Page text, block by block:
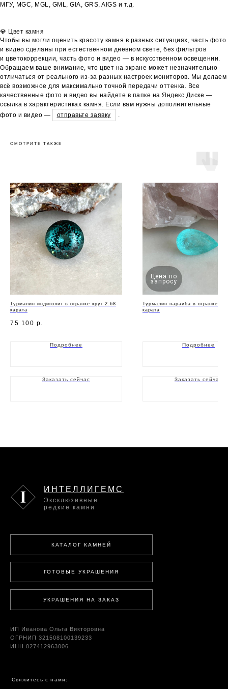
МГУ, MGC, MGL, GML, GIA, GRS, AIGS и т.д.
💎 Цвет камня
Чтобы вы могли оценить красоту камня в разных ситуациях, часть фото
и видео сделаны при естественном дневном свете, без фильтров
и цветокоррекции, часть фото и видео — в искусственном освещении.
Обращаем ваше внимание, что цвет на экране может незначительно
отличаться от реального из-за разных настроек мониторов. Мы делаем
всё возможное для максимально точной передачи оттенка. Все
качественные фото и видео вы найдете в папке на Яндекс Диске —
ссылка в характеристиках камня. Если вам нужны дополнительные
фото и видео —
отправьте заявку
СМОТРИТЕ ТАКЖЕ
Турмалин индиголит в огранке круг 2.68
карата
75 100 р.
Подробнее
Заказать сейчас
Цена по
запросу
Турмалин параиба в огранке
карата
Подробнее
Заказать сейчас
КАТАЛОГ КАМНЕЙ
УКРАШЕНИЯ НА ЗАКАЗ
ГОТОВЫЕ УКРАШЕНИЯ
Эксклюзивные
редкие камни
ИНТЕЛЛИГЕМС
Свяжитесь с нами:
ИП Иванова Ольга Викторовна
ОГРНИП 321508100139233
ИНН 027412963006